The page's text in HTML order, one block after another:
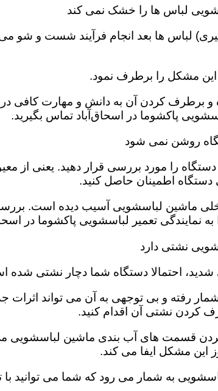
لباس ها را خشک نمی کند
لباس ها بعد انجام فرآیند شست و شو
این مشکل را برطرف نمود.
برطرف کردن آن به دانش و مهارت کافی در
پاکشوما در اسحاق‌آباد تماس بگیرید.
روشن نمی شود
را مورد بررسی قرار دهید. یعنی از
اطمینان حاصل کنید.
ماشین لباسشویی آسیب دیده است‌.
تعمیر لباسشویی پاکشوما در
نشتی دارد
احتمالا دستگاه شما دچار نشتی شده
رفته و بی توجهی به آن می تواند اثرات
کردن نشتی آن اقدام کنید.
قسمت های آب بندی ماشین لباسشویی
این مشکل ایفا می کند‌‌.
به شمار می رود که شما می توانید